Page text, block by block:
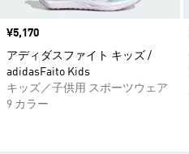
価格
¥5,170
アディダスファイト キッズ /
adidasFaito Kids
キッズ／子供用 スポーツウェア
9 カラー